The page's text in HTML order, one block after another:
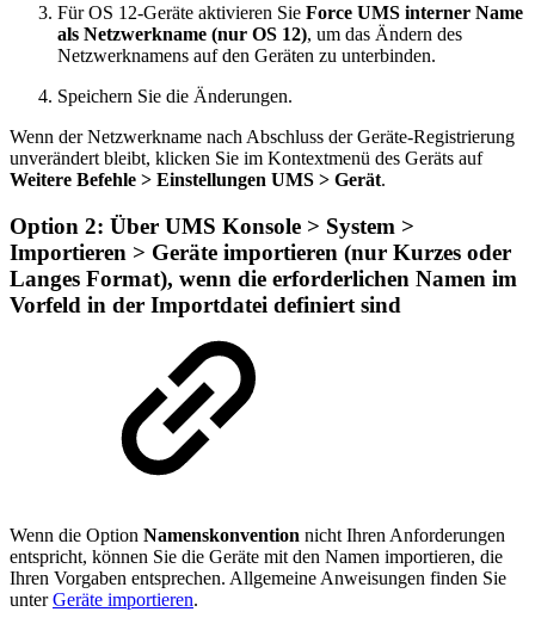
Für OS 12-Geräte aktivieren Sie Force UMS interner Name
als Netzwerkname (nur OS 12), um das Ändern des
Netzwerknamens auf den Geräten zu unterbinden.
Speichern Sie die Änderungen.
Wenn der Netzwerkname nach Abschluss der Geräte-Registrierung
unverändert bleibt, klicken Sie im Kontextmenü des Geräts auf
Weitere Befehle > Einstellungen UMS > Gerät.
Option 2: Über UMS Konsole > System >
Importieren > Geräte importieren (nur Kurzes oder
Langes Format), wenn die erforderlichen Namen im
Vorfeld in der Importdatei definiert sind
Wenn die Option Namenskonvention nicht Ihren Anforderungen
entspricht, können Sie die Geräte mit den Namen importieren, die
Ihren Vorgaben entsprechen. Allgemeine Anweisungen finden Sie
unterGeräte importieren.